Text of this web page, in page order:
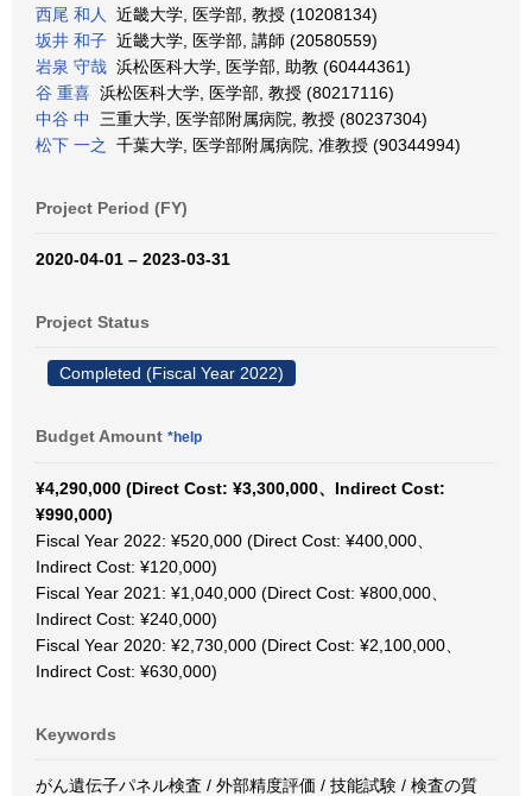
西尾 和人
近畿大学, 医学部, 教授 (10208134)
坂井 和子 近畿大学, 医学部, 講師 (20580559)
岩泉 守哉 浜松医科大学, 医学部, 助教 (60444361)
谷 重喜 浜松医科大学, 医学部, 教授 (80217116)
中谷 中
三重大学, 医学部附属病院, 教授 (80237304)
松下 一之
千葉大学, 医学部附属病院, 准教授 (90344994)
Project Period (FY)
2020-04-01 – 2023-03-31
Project Status
Completed (Fiscal Year 2022)
Budget Amount *help
¥4,290,000 (Direct Cost: ¥3,300,000、Indirect Cost:
¥990,000)
Fiscal Year 2022: ¥520,000 (Direct Cost: ¥400,000、
Indirect Cost: ¥120,000)
Fiscal Year 2021: ¥1,040,000 (Direct Cost: ¥800,000、
Indirect Cost: ¥240,000)
Fiscal Year 2020: ¥2,730,000 (Direct Cost: ¥2,100,000、
Indirect Cost: ¥630,000)
Keywords
がん遺伝子パネル検査 / 外部精度評価 / 技能試験 / 検査の質